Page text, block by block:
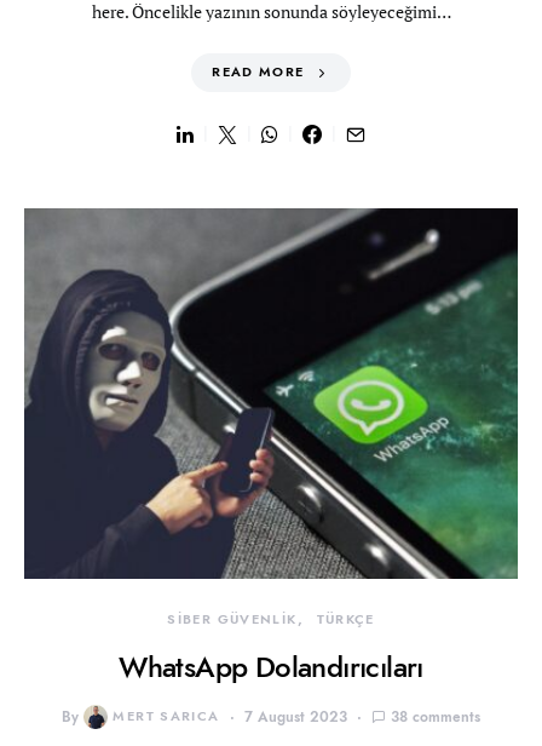
here. Öncelikle yazının sonunda söyleyeceğimi…
READ MORE
SİBER GÜVENLİK TÜRKÇE
WhatsApp Dolandırıcıları
By MERT SARICA 7 August 2023 38 comments